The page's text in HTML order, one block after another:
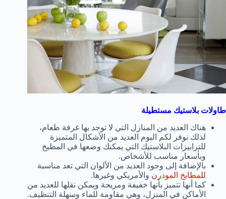
طاولات بلاستيك مستطيلة
هناك العديد من المنازل التي لا توجد بها غرفة طعام،
لذلك نوفر لكم اليوم العديد من الأشكال المتميزة
للترابيزات البلاستيك التي يمكنك وضعها في المطبخ
وبأسعار مناسب للأشخاص.
بالإضافة إلى وجود العديد من الألوان التي تعد مناسبة
للمطابخ المودرن والأمريكي وغيرها.
كما أنها تتميز بأنها خفيفة ومريحة ويمكن نقلها للعديد من
الأماكن في المنزل، وهي مقاومة للماء وسهلة التنظيف.